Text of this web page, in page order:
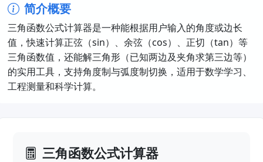
简介概要
三角函数公式计算器是一种能根据用户输入的角度或边长
值，快速计算正弦（sin）、余弦（cos）、正切（tan）等
三角函数值，还能解三角形（已知两边及夹角求第三边等）
的实用工具，支持角度制与弧度制切换，适用于数学学习、
工程测量和科学计算。
三角函数公式计算器